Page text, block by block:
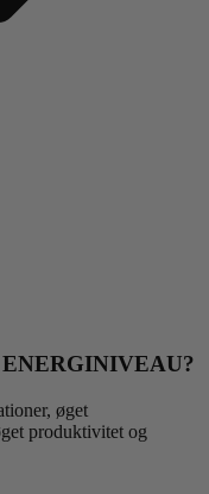
øget
produktivitet og